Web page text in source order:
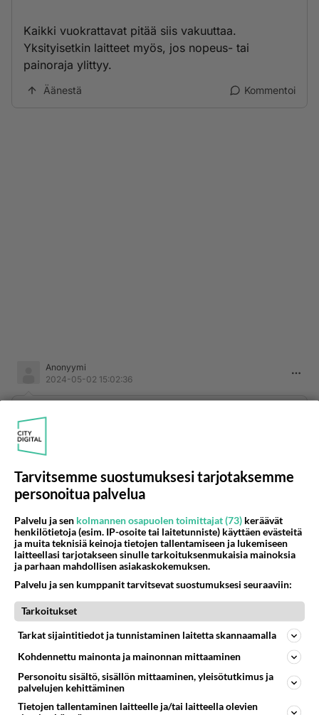
Kaikki vuokrattavat pitää siis vakuuttaa.
Yksityisetkin laitteet myös, jos nopeus- tai
painoraja ylittyy.
Äänestä Kommentoi
Anonyymi
2024-05-02 15:02:36
Vihdoin: Vuokraskuuteille tulee pakollinen
liikennevakuutus – Tätä se tarkoittaa
https://www.helsinginuutiset.fi/paikalliset/6738782
"Kesäkuun alusta on tulossa voimaan uusi laki,
jonka mukaan kaikilla vuokrattavilla
sähköpotkulaudoilla pitää olla liikennevakuutus.
Yksityiselle skuutille pitää ottaa liikennevakuutus,
jos se painaa yli 25 kiloa tai sen rakenteellinen
nopeus on yli 25 kilometriä tunnissa."
Äänestä Kommentoi
Anonyymi
https://www.fennia.fi/sisaltostudio/liikennevakuut
Tarvitsemme suostumuksesi tarjotaksemme
personoitua palvelua
Palvelu ja sen kolmannen osapuolen toimittajat (73) keräävät
henkilötietoja (esim. IP-osoite tai laitetunniste) käyttäen evästeitä
ja muita teknisiä keinoja tietojen tallentamiseen ja lukemiseen
laitteellasi tarjotakseen sinulle tarkoituksenmukaisia mainoksia
ja parhaan mahdollisen asiakaskokemuksen.
Palvelu ja sen kumppanit tarvitsevat suostumuksesi seuraaviin:
Tarkoitukset
Tarkat sijaintitiedot ja tunnistaminen laitetta skannaamalla
Kohdennettu mainonta ja mainonnan mittaaminen
Personoitu sisältö, sisällön mittaaminen, yleisötutkimus ja
palvelujen kehittäminen
Tietojen tallentaminen laitteelle ja/tai laitteella olevien